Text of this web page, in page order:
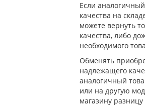
Если
качества на
можете вернуть
качества, либо
необходимого
Обменять
надлежащего
аналогичный
или на другую
магазину